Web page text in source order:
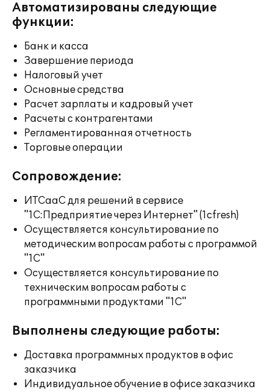
Автоматизированы следующие
функции:
Банк и касса
Завершение периода
Налоговый учет
Основные средства
Расчет зарплаты и кадровый учет
Расчеты с контрагентами
Регламентированная отчетность
Торговые операции
Сопровождение:
ИТСааС для решений в сервисе
"1С:Предприятие через Интернет" (1cfresh)
Осуществляется консультирование по
методическим вопросам работы с программой
"1С"
Осуществляется консультирование по
техническим вопросам работы с
программными продуктами "1С"
Выполнены следующие работы:
Доставка программных продуктов в офис
заказчика
Индивидуальное обучение в офисе заказчика